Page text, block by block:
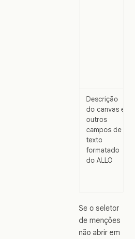
Descrição
do canvas e
outros
campos de
texto
formatado
do ALLO
Se o seletor
de menções
não abrir em